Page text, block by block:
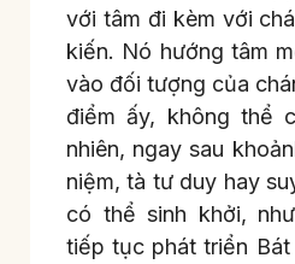
với tâm đi kèm với
kiến. Nó hướng tâm
vào đối tượng của
điểm ấy, không thể
nhiên, ngay sau
niệm, tà tư duy hay
có thể sinh khởi,
tiếp tục phát triển